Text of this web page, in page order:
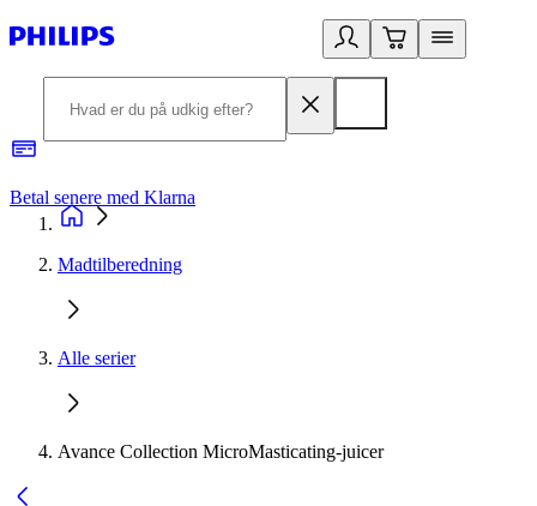
Betal senere med Klarna
Madtilberedning
Alle serier
Avance Collection MicroMasticating-juicer